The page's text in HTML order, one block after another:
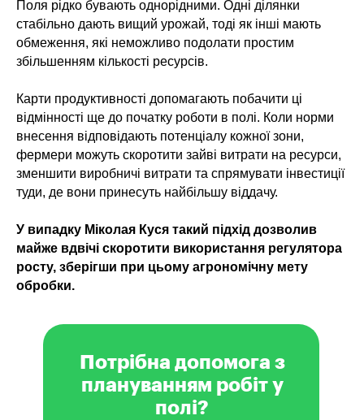
Поля рідко бувають однорідними. Одні ділянки
стабільно дають вищий урожай, тоді як інші мають
обмеження, які неможливо подолати простим
збільшенням кількості ресурсів.
Карти продуктивності допомагають побачити ці
відмінності ще до початку роботи в полі. Коли норми
внесення відповідають потенціалу кожної зони,
фермери можуть скоротити зайві витрати на ресурси,
зменшити виробничі витрати та спрямувати інвестиції
туди, де вони принесуть найбільшу віддачу.
У випадку Міколая Куся такий підхід дозволив
майже вдвічі скоротити використання регулятора
росту, зберігши при цьому агрономічну мету
обробки.
Потрібна допомога з
плануванням робіт у
полі?